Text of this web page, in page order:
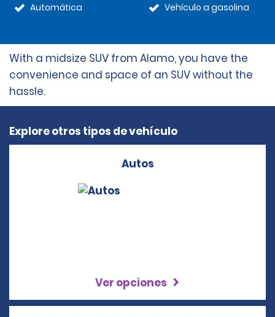
Automática
Vehículo a gasolina
With a midsize SUV from Alamo, you have the
convenience and space of an SUV without the
hassle.
Explore otros tipos de vehículo
Autos
Ver opciones